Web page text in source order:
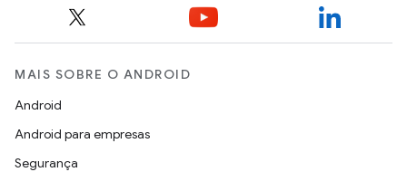
MAIS SOBRE O ANDROID
Android
Android para empresas
Segurança